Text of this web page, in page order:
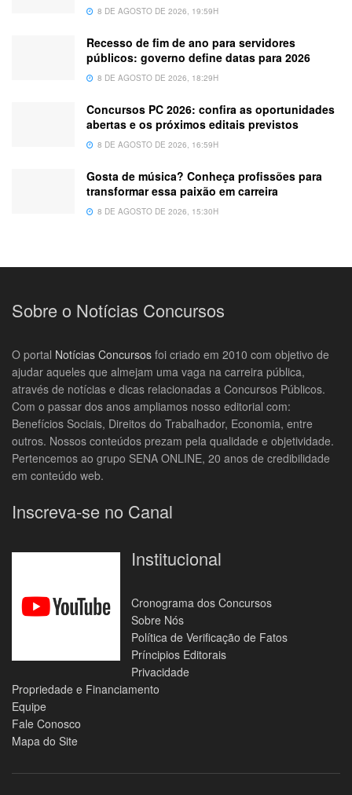
8 DE AGOSTO DE 2026, 19:59H
Recesso de fim de ano para servidores
públicos: governo define datas para 2026
8 DE AGOSTO DE 2026, 18:29H
Concursos PC 2026: confira as oportunidades
abertas e os próximos editais previstos
8 DE AGOSTO DE 2026, 16:59H
Gosta de música? Conheça profissões para
transformar essa paixão em carreira
8 DE AGOSTO DE 2026, 15:30H
Sobre o Notícias Concursos
O portal Notícias Concursos foi criado em 2010 com objetivo de
ajudar aqueles que almejam uma vaga na carreira pública,
através de notícias e dicas relacionadas a Concursos Públicos.
Com o passar dos anos ampliamos nosso editorial com:
Benefícios Sociais, Direitos do Trabalhador, Economia, entre
outros. Nossos conteúdos prezam pela qualidade e objetividade.
Pertencemos ao grupo SENA ONLINE, 20 anos de credibilidade
em conteúdo web.
Inscreva-se no Canal
Institucional
Cronograma dos Concursos
Sobre Nós
Política de Verificação de Fatos
Príncipios Editorais
Privacidade
Propriedade e Financiamento
Equipe
Fale Conosco
Mapa do Site